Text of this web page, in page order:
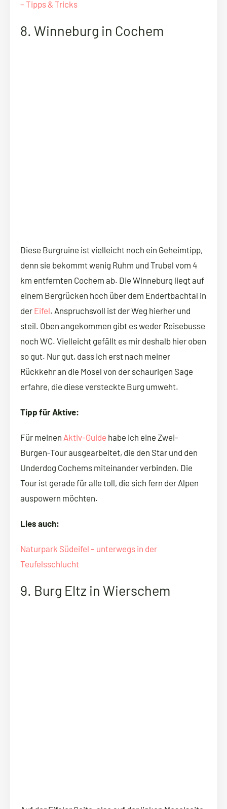
– Tipps & Tricks
8. Winneburg in Cochem
Diese Burgruine ist vielleicht noch ein Geheimtipp,
denn sie bekommt wenig Ruhm und Trubel vom 4
km entfernten Cochem ab. Die Winneburg liegt auf
einem Bergrücken hoch über dem Endertbachtal in
der Eifel. Anspruchsvoll ist der Weg hierher und
steil. Oben angekommen gibt es weder Reisebusse
noch WC. Vielleicht gefällt es mir deshalb hier oben
so gut. Nur gut, dass ich erst nach meiner
Rückkehr an die Mosel von der schaurigen Sage
erfahre, die diese versteckte Burg umweht.
Tipp für Aktive:
Für meinen Aktiv-Guide habe ich eine Zwei-
Burgen-Tour ausgearbeitet, die den Star und den
Underdog Cochems miteinander verbinden. Die
Tour ist gerade für alle toll, die sich fern der Alpen
auspowern möchten.
Lies auch:
Naturpark Südeifel – unterwegs in der
Teufelsschlucht
9. Burg Eltz in Wierschem